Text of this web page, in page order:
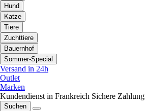
Hund
Katze
Tiere
Zuchttiere
Bauernhof
Sommer-Special
Versand in 24h
Outlet
Marken
Kundendienst in Frankreich Sichere Zahlung
Suchen